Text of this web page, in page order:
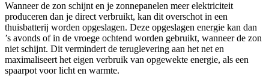
Wanneer de zon schijnt en je zonnepanelen meer elektriciteit
produceren dan je direct verbruikt, kan dit overschot in een
thuisbatterij worden opgeslagen. Deze opgeslagen energie kan dan
’s avonds of in de vroege ochtend worden gebruikt, wanneer de zon
niet schijnt. Dit vermindert de teruglevering aan het net en
maximaliseert het eigen verbruik van opgewekte energie, als een
spaarpot voor licht en warmte.